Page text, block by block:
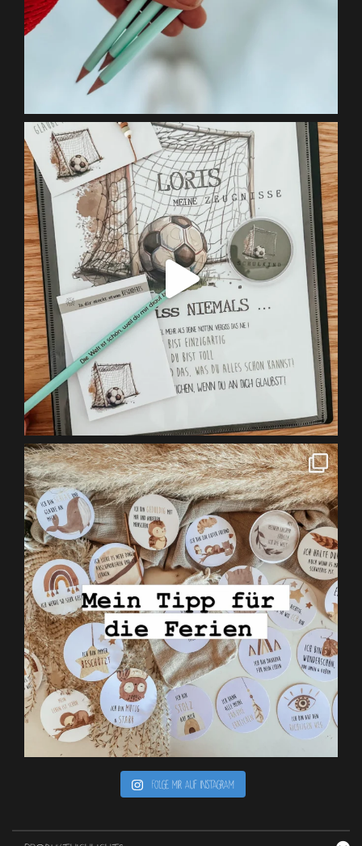
Folge mir auf Instagram